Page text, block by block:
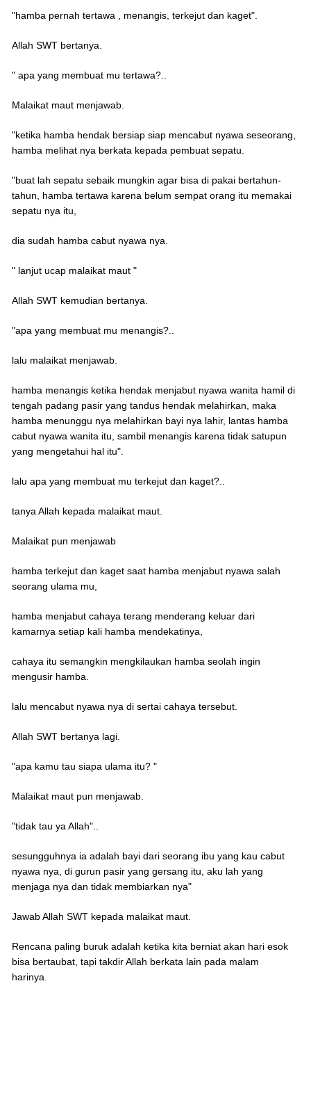
"hamba pernah tertawa , menangis, terkejut dan kaget".
Allah SWT bertanya.
" apa yang membuat mu tertawa?..
Malaikat maut menjawab.
"ketika hamba hendak bersiap siap mencabut nyawa seseorang,
hamba melihat nya berkata kepada pembuat sepatu.
"buat lah sepatu sebaik mungkin agar bisa di pakai bertahun-
tahun, hamba tertawa karena belum sempat orang itu memakai
sepatu nya itu,
dia sudah hamba cabut nyawa nya.
" lanjut ucap malaikat maut "
Allah SWT kemudian bertanya.
"apa yang membuat mu menangis?..
lalu malaikat menjawab.
hamba menangis ketika hendak menjabut nyawa wanita hamil di
tengah padang pasir yang tandus hendak melahirkan, maka
hamba menunggu nya melahirkan bayi nya lahir, lantas hamba
cabut nyawa wanita itu, sambil menangis karena tidak satupun
yang mengetahui hal itu".
lalu apa yang membuat mu terkejut dan kaget?..
tanya Allah kepada malaikat maut.
Malaikat pun menjawab
hamba terkejut dan kaget saat hamba menjabut nyawa salah
seorang ulama mu,
hamba menjabut cahaya terang menderang keluar dari
kamarnya setiap kali hamba mendekatinya,
cahaya itu semangkin mengkilaukan hamba seolah ingin
mengusir hamba.
lalu mencabut nyawa nya di sertai cahaya tersebut.
Allah SWT bertanya lagi.
"apa kamu tau siapa ulama itu? "
Malaikat maut pun menjawab.
"tidak tau ya Allah"..
sesungguhnya ia adalah bayi dari seorang ibu yang kau cabut
nyawa nya, di gurun pasir yang gersang itu, aku lah yang
menjaga nya dan tidak membiarkan nya"
Jawab Allah SWT kepada malaikat maut.
Rencana paling buruk adalah ketika kita berniat akan hari esok
bisa bertaubat, tapi takdir Allah berkata lain pada malam
harinya.